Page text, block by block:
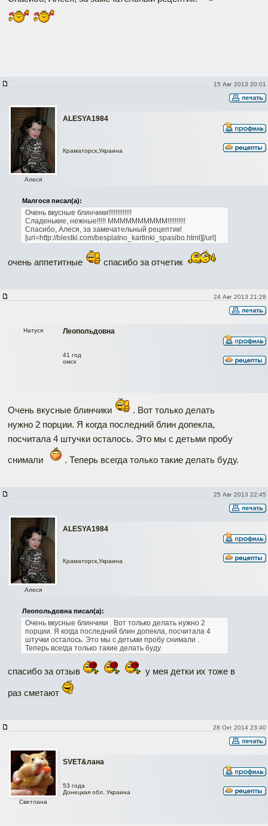
15 Авг 2013 20:01
АLESYA1984
Алеся
Краматорск,Украина
Малгося писал(а):
Очень вкусные блинчики!!!!!!!!!!!!!
Сладенькие, нежные!!!!! ММММММММММ!!!!!!!!!!
Спасибо, Алеся, за замечательный рецептик!
[url=http://blestki.com/besplatno_kartinki_spasibo.html][/url]
очень аппетитные спасибо за отчетик
24 Авг 2013 21:28
Леопольдовна
Натуся
41 год
омск
Очень вкусные блинчики
. Вот только делать
нужно 2 порции. Я когда последний блин допекла,
посчитала 4 штучки осталось. Это мы с детьми пробу
снимали . Теперь всегда только такие делать буду.
25 Авг 2013 22:45
АLESYA1984
Алеся
Краматорск,Украина
Леопольдовна писал(а):
Очень вкусные блинчики . Вот только делать нужно 2
порции. Я когда последний блин допекла, посчитала 4
штучки осталось. Это мы с детьми пробу снимали .
Теперь всегда только такие делать буду.
спасибо за отзыв у мея детки их тоже в
раз сметают
28 Окт 2014 23:40
SVET&лана
Светлана
53 года
Донецкая обл. Украина